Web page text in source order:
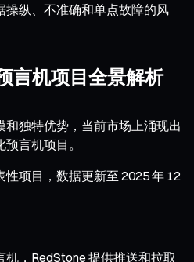
操纵、不准确和单点故障的风
言机项目全景解析
独特优势，当前市场上涌现出
言机项目。
项目，数据更新至 2025 年 12
，RedStone 提供推送和拉取